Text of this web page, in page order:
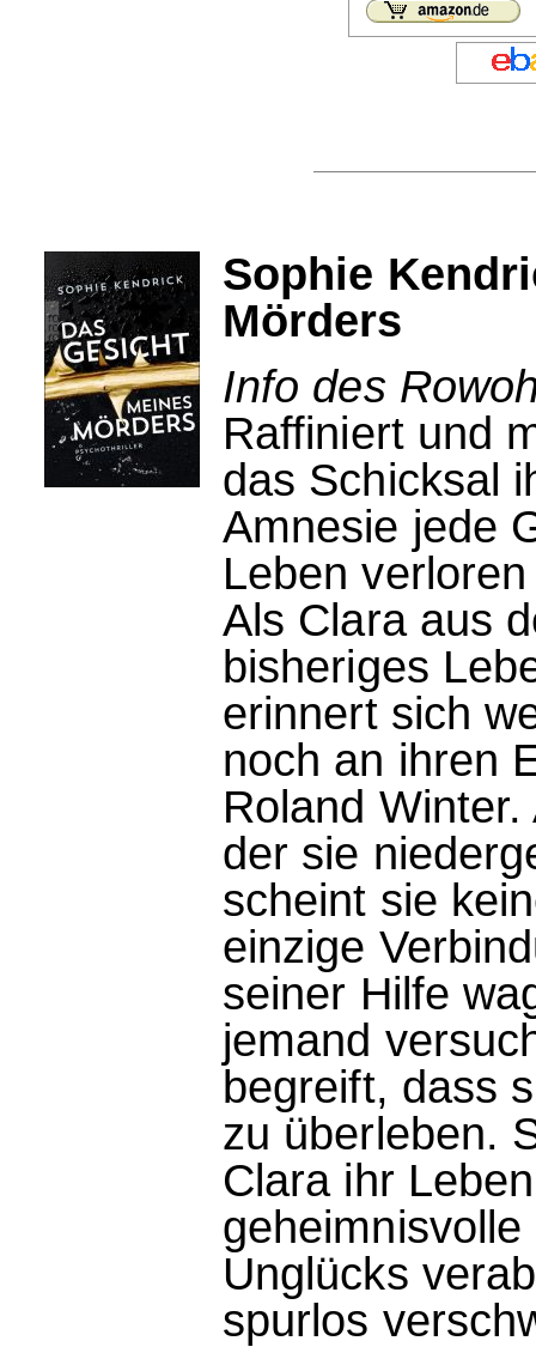
Sophie
Mörders
Info des
Raffiniert und
das Schicksal
Amnesie jede
Leben
Als Clara aus
bisheriges
erinnert sich
noch an ihren
Roland
der sie
scheint sie
einzige
seiner Hilfe
jemand
begreift, dass
zu überleben.
Clara ihr
Unglücks
spurlos